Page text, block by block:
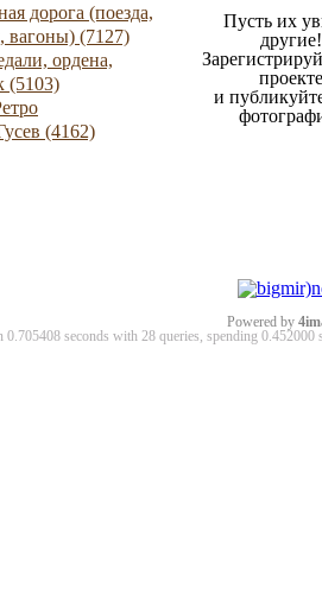
дорога (поезда,
вагоны) (7127)
ордена,
(5103)
(4162)
Пусть их
другие!
проекте
и
Powered by
0.705408 seconds with 28 queries, spending